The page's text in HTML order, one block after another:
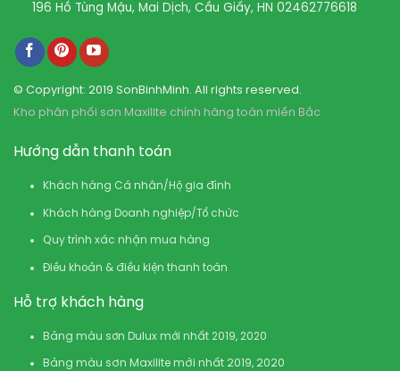
196 Hồ Tùng Mậu, Mai Dịch, Cầu Giấy, HN 02462776618
© Copyright: 2019 SonBinhMinh. All rights reserved.
Kho phân phối sơn Maxilite chính hãng toàn miền Bắc
Hướng dẫn thanh toán
Khách hàng Cá nhân/Hộ gia đình
Khách hàng Doanh nghiệp/Tổ chức
Quy trình xác nhận mua hàng
Điều khoản & điều kiện thanh toán
Hỗ trợ khách hàng
Bảng màu sơn Dulux mới nhất 2019, 2020
Bảng màu sơn Maxilite mới nhất 2019, 2020